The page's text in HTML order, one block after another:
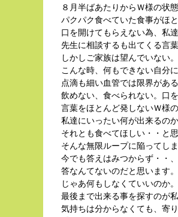
８月半ばあたりからＷ様の状
パクパク食べていた食事がほ
口を開けてもらえない為、私
先生に相談するも出てくる言
しかしご家族は望んでいない。
こんな時、何もできない自分
点滴も細い血管では限界がある
飲めない、食べられない。口
言葉をほとんど発しないＷ様
私達にいったい何が出来るのか
それとも食べてほしい・・と
そんな無限ループに陥ってしま
今でも答えはみつからず・・、
答なんてないのだと思います。
じゃあ何もしなくていいのか
最後まで出来る事を探すのが
気持ちは分からなくても、寄